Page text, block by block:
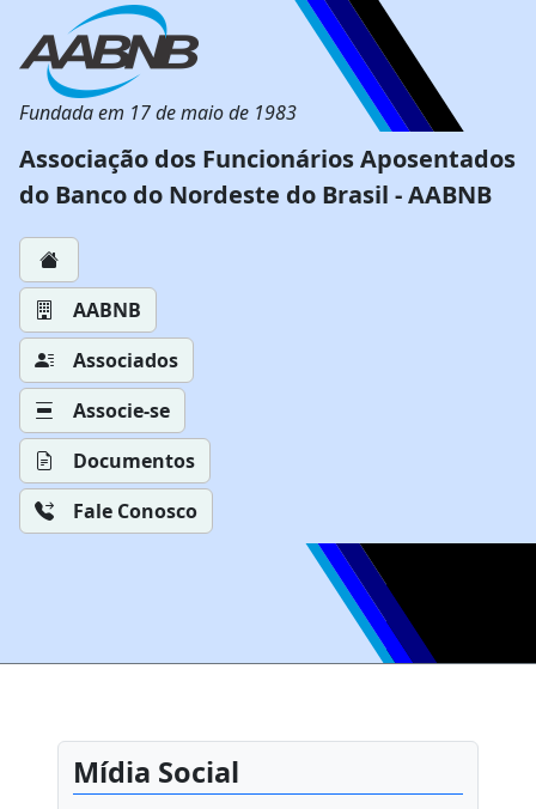
Fundada em 17 de maio de 1983
Associação dos Funcionários Aposentados
do Banco do Nordeste do Brasil - AABNB
AABNB
Associados
Associe-se
Documentos
Fale Conosco
Mídia Social